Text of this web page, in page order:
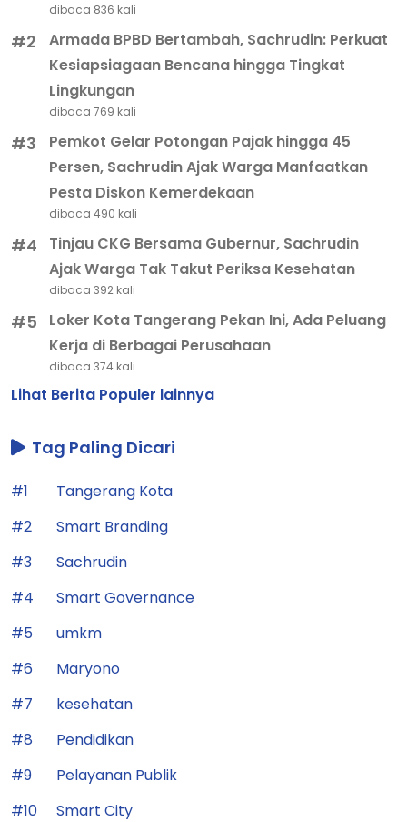
dibaca 836 kali
#2
Armada BPBD Bertambah, Sachrudin: Perkuat
Kesiapsiagaan Bencana hingga Tingkat
Lingkungan
dibaca 769 kali
#3
Pemkot Gelar Potongan Pajak hingga 45
Persen, Sachrudin Ajak Warga Manfaatkan
Pesta Diskon Kemerdekaan
dibaca 490 kali
#4
Tinjau CKG Bersama Gubernur, Sachrudin
Ajak Warga Tak Takut Periksa Kesehatan
dibaca 392 kali
#5
Loker Kota Tangerang Pekan Ini, Ada Peluang
Kerja di Berbagai Perusahaan
dibaca 374 kali
Lihat Berita Populer lainnya
Tag Paling Dicari
#1
Tangerang Kota
#2
Smart Branding
#3
Sachrudin
#4
Smart Governance
#5
umkm
#6
Maryono
#7
kesehatan
#8
Pendidikan
#9
Pelayanan Publik
#10
Smart City